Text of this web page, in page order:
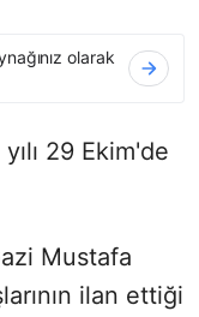
olarak
29 Ekim'de
Mustafa
ilan ettiği